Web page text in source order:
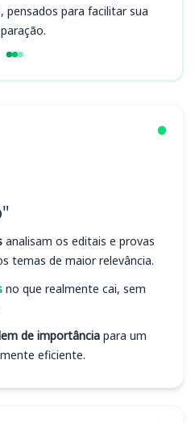
para facilitar sua
analisam os editais e provas
temas de maior relevância.
no que realmente cai, sem
de importância para um
eficiente.